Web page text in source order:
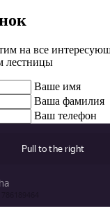
на все
лестницы
Ваше имя
Ваша фамилия
Ваш телефон